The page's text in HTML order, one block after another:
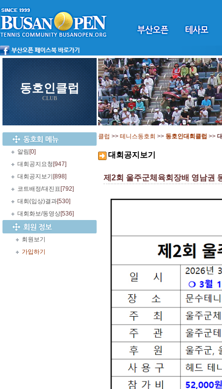
동호인클럽
CLUB
알림 [0]
대회공지요청 [947]
대회공지보기 [898]
코트배정/대진표 [792]
대회(입상)결과[530]
대회화보/동영상[536]
회원보기
가입하기
클럽 >> 테니스동호회 >> 동호인대회클럽 >>
대회공지보기
제2회 울주군체육회장배 영남권